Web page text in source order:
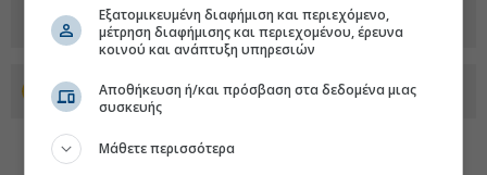
Προσθέστε το euro2day.gr στο Discover
Εξατομικευμένη διαφήμιση και περιεχόμενο,
μέτρηση διαφήμισης και περιεχομένου, έρευνα
κοινού και ανάπτυξη υπηρεσιών
Αποθήκευση ή/και πρόσβαση στα δεδομένα μιας
συσκευής
Μάθετε περισσότερα